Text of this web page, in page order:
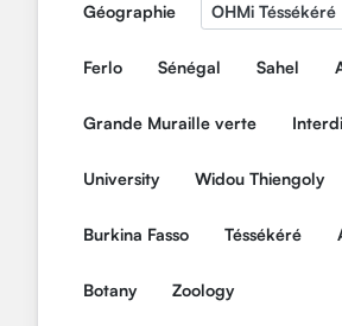
Géographie OHMi Téssékéré
Ferlo Sénégal Sahel
Grande Muraille verte
University Widou Thiengoly
Burkina Fasso Téssékéré
Botany Zoology